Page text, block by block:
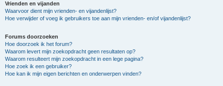
Vrienden en vijanden
Waarvoor dient mijn vrienden- en vijandenlijst?
Hoe verwijder of voeg ik gebruikers toe aan mijn vrienden- en/of vijandenlijst?
Forums doorzoeken
Hoe doorzoek ik het forum?
Waarom levert mijn zoekopdracht geen resultaten op?
Waarom resulteert mijn zoekopdracht in een lege pagina?
Hoe zoek ik een gebruiker?
Hoe kan ik mijn eigen berichten en onderwerpen vinden?